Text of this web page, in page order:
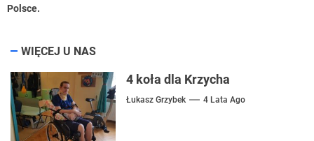
Polsce.
WIĘCEJ U NAS
4 koła dla Krzycha
Łukasz Grzybek 4 Lata Ago